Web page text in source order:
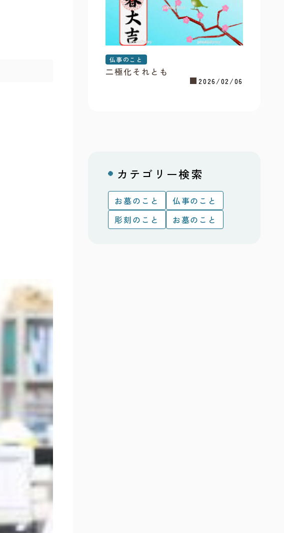
仏事のこと
2026/02/06
二極化それとも
カテゴリー検索
お墓のこと
仏事のこと
彫刻のこと
お墓のこと